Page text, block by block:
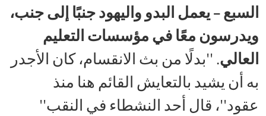
السبع – يعمل البدو واليهود جنبًا إلى جنب،
ويدرسون معًا في مؤسسات التعليم
العالي. ''بدلًا من بث الانقسام، كان الأجدر
به أن يشيد بالتعايش القائم هنا منذ
عقود''، قال أحد النشطاء في النقب''